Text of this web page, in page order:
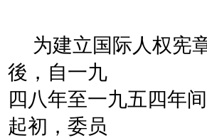
为建立国际人权宪
後，自一九
四八年至一九五四年
起初，委员